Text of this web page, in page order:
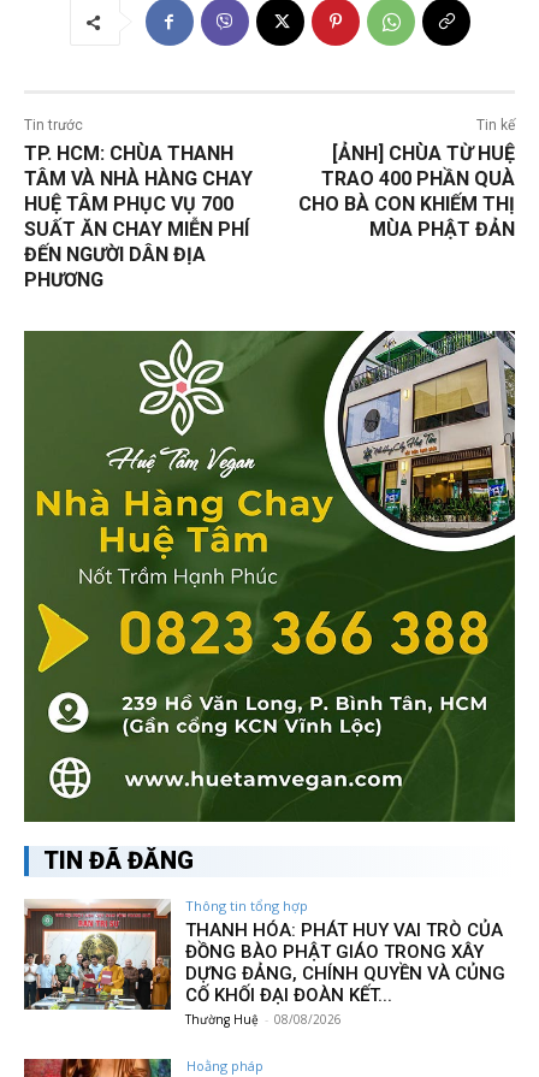
Tin trước
TP. HCM: CHÙA THANH
TÂM VÀ NHÀ HÀNG CHAY
HUỆ TÂM PHỤC VỤ 700
SUẤT ĂN CHAY MIỄN PHÍ
ĐẾN NGƯỜI DÂN ĐỊA
PHƯƠNG
Tin kế
[ẢNH] CHÙA TỪ HUỆ
TRAO 400 PHẦN QUÀ
CHO BÀ CON KHIẾM THỊ
MÙA PHẬT ĐẢN
TIN ĐÃ ĐĂNG
Thông tin tổng hợp
THANH HÓA: PHÁT HUY VAI TRÒ CỦA
ĐỒNG BÀO PHẬT GIÁO TRONG XÂY
DỰNG ĐẢNG, CHÍNH QUYỀN VÀ CỦNG
CỐ KHỐI ĐẠI ĐOÀN KẾT...
Thường Huệ - 08/08/2026
Hoằng pháp